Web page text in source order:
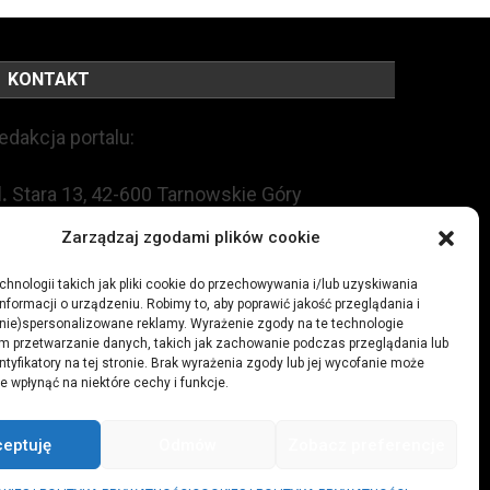
Zarządzaj zgodami plików cookie
takich jak pliki cookie do przechowywania i/lub uzyskiwania
o urządzeniu. Robimy to, aby poprawić jakość przeglądania i
reklamy. Wyrażenie zgody na te technologie
przetwarzanie danych, takich jak zachowanie podczas przeglądania lub
na tej stronie. Brak wyrażenia zgody lub jej wycofanie może
wpłynąć na niektóre cechy i funkcje.
KONTAKT
portalu:
Stara 13, 42-600 Tarnowskie Góry
+48 509 547 822
redakcja@czytamiwiem.pl
biuro@czytamiwiem.pl